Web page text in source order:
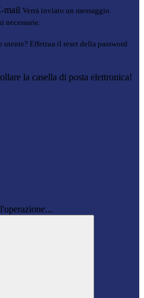
mail Verrà inviato un messaggio
utente? Effettua il reset della password
la casella di posta elettronica!